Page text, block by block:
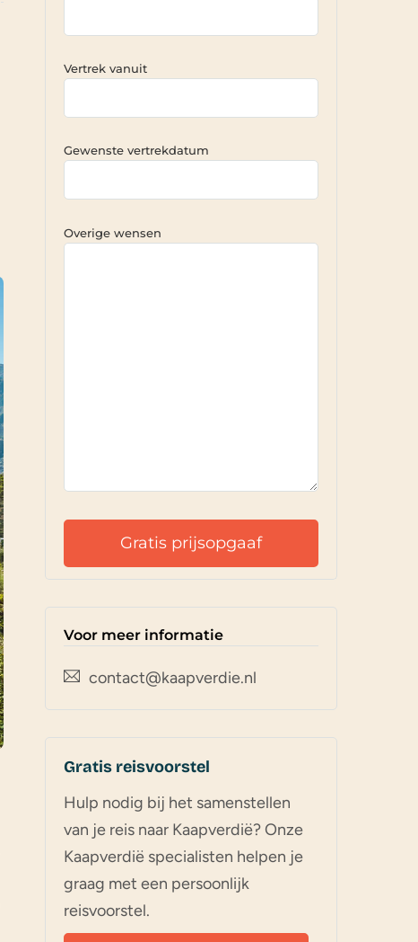
Vertrek vanuit
Gewenste vertrekdatum
Overige wensen
Voor meer informatie
contact@kaapverdie.nl
Gratis reisvoorstel
Hulp nodig bij het samenstellen
van je reis naar Kaapverdië? Onze
Kaapverdië specialisten helpen je
graag met een persoonlijk
reisvoorstel.